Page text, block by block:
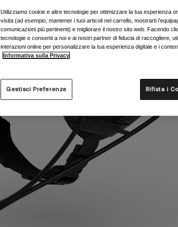
Utilizziamo cookie e altre tecnologie per ottimizzare la tua esperienza
visita (ad esempio, mantener i tuoi articoli nel carrello, mostrarti
comunicazioni più pertinenti) e migliorare il nostro sito web. Facendo
tecnologie e consenti a noi e ai nostri partner di fiducia di raccogliere,
interazioni online per personalizzare la tua esperienza digitale e i
Informativa sulla Privacy
Gestisci Preferenze Rifiuta i